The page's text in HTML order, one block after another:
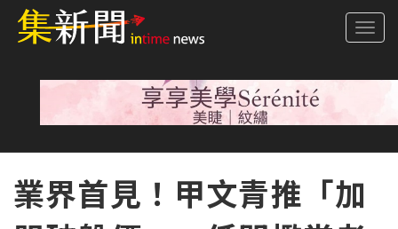
業界首見！甲文青推「加